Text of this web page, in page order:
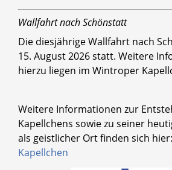
Wallfahrt nach Schönstatt
Die diesjährige Wallfahrt nach
15. August 2026 statt. Weitere
hierzu liegen im Wintroper
Weitere Informationen zur
Kapellchens sowie zu seiner
als geistlicher Ort finden sich hier:
Kapellchen